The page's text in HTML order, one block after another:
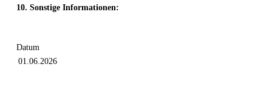
10. Sonstige Informationen:
Datum
01.06.2026